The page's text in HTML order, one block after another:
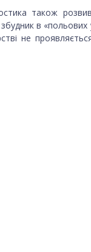
також
в
не